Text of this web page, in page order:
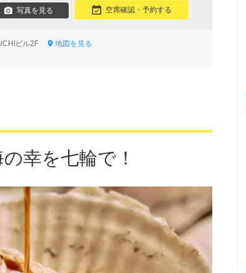
写真を見る 空席確認・予約する
ビル2F
地図を見る
幸を七輪で！